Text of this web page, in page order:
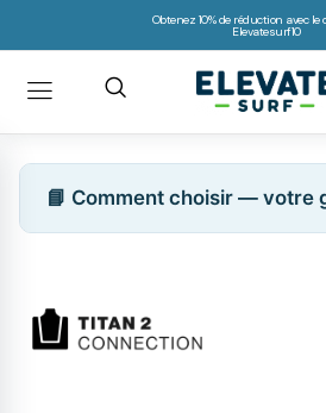
Obtenez 10% de réduction avec le
Elevatesurf10
📘 Comment choisir — votre